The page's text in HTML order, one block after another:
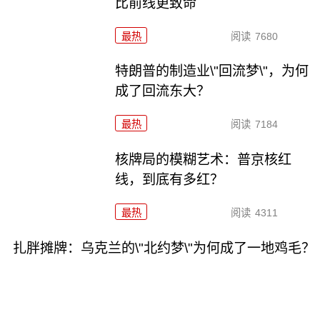
最热 阅读 7680
特朗普的制造业\"回流梦\"，为何
成了回流东大？
最热 阅读 7184
核牌局的模糊艺术：普京核红
线，到底有多红？
最热 阅读 4311
扎胖摊牌：乌克兰的\"北约梦\"为何成了一地鸡毛？